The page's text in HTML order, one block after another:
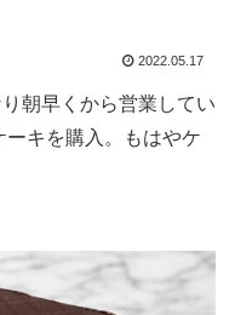
2022.05.17
朝早くから営業してい
キを購入。もはやケ